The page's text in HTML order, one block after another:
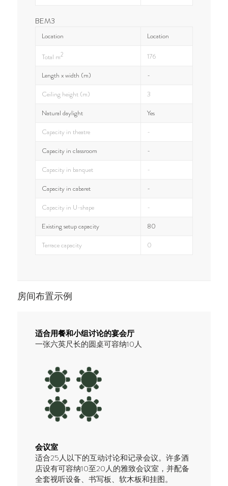
BEM3
Location Location
Total m2
176
Length x width (m)
-
Ceiling height (m)
3
Natural daylight
Yes
Capacity in theatre
-
Capacity in classroom
-
Capacity in banquet
-
Capacity in cabaret
-
Capacity in U-shape
-
Existing setup capacity
80
Terrace capacity
0
房间布置示例
适合用餐和小组讨论的宴会厅
一张六英尺长的圆桌可容纳10人
会议室
适合25人以下的互动讨论和记录会议。许多酒
店设有可容纳10至20人的雅致会议室，并配备
全套视听设备、书写板、软木板和挂图。